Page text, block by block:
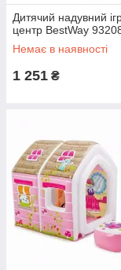
Дитячий надувний
центр BestWay
Немає в наявності
1 251 ₴